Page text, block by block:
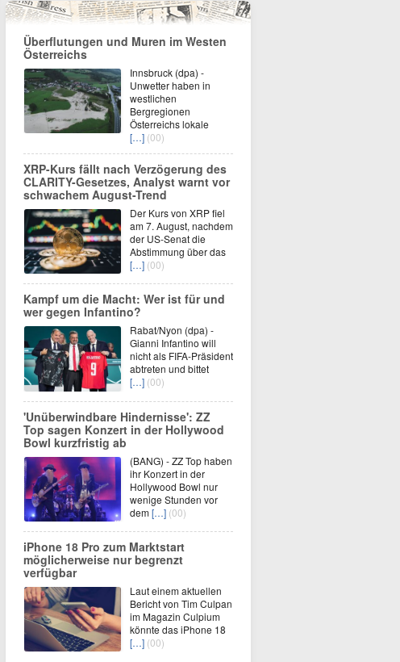
Überflutungen und Muren im Westen
Österreichs
Innsbruck (dpa) -
Unwetter haben in
westlichen
Bergregionen
Österreichs lokale
[…] (00)
XRP-Kurs fällt nach Verzögerung des
CLARITY-Gesetzes, Analyst warnt vor
schwachem August-Trend
Der Kurs von XRP fiel
am 7. August, nachdem
der US-Senat die
Abstimmung über das
[…] (00)
Kampf um die Macht: Wer ist für und
wer gegen Infantino?
Rabat/Nyon (dpa) -
Gianni Infantino will
nicht als FIFA-Präsident
abtreten und bittet
[…] (00)
'Unüberwindbare Hindernisse': ZZ
Top sagen Konzert in der Hollywood
Bowl kurzfristig ab
(BANG) - ZZ Top haben
ihr Konzert in der
Hollywood Bowl nur
wenige Stunden vor
dem[…] (00)
iPhone 18 Pro zum Marktstart
möglicherweise nur begrenzt
verfügbar
Laut einem aktuellen
Bericht von Tim Culpan
im Magazin Culpium
könnte das iPhone 18
[…] (00)